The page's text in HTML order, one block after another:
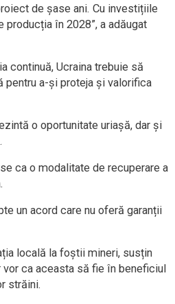
de șase ani. Cu investițiile
în 2028”, a adăugat
continuă, Ucraina trebuie să
a-și proteja și valorifica
o oportunitate uriașă, dar și
ca o modalitate de recuperare a
un acord care nu oferă garanții
locală la foștii mineri, susțin
vor ca aceasta să fie în beneficiul
străini.